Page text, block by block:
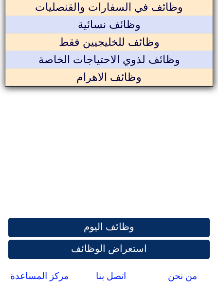
وظائف في السفارات والقنصليات
وظائف نسائية
وظائف للخليجيين فقط
وظائف لذوي الاحتياجات الخاصة
وظائف الاهرام
وظائف اليوم
استعراض الوظائف
من نحن اتصل بنا مركز المساعدة